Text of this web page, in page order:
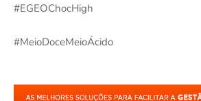
#EGEOChocHigh
#MeioDoceMeioÁcido